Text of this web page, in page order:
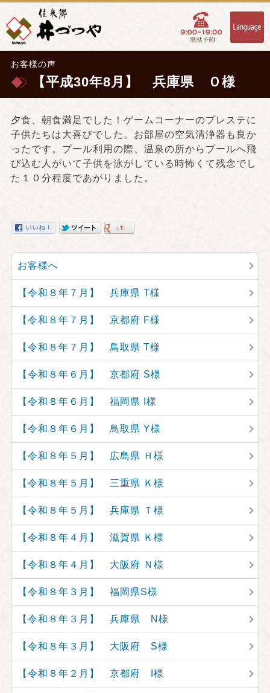
お客様の声
【平成30年8月】 兵庫県 Ｏ様
夕食、朝食満足でした！ゲームコーナーのプレステに
子供たちは大喜びでした。お部屋の空気清浄器も良か
ったです。プール利用の際、温泉の所からプールへ飛
び込む人がいて子供を泳がしている時怖くて残念でし
た１０分程度であがりました。
お客様へ
【令和８年７月】 兵庫県 T様
【令和８年７月】 京都府 F様
【令和８年７月】 鳥取県 T様
【令和８年６月】 京都府 S様
【令和８年６月】 福岡県 I様
【令和８年６月】 鳥取県 Y様
【令和８年５月】 広島県 Ｈ様
【令和８年５月】 三重県 Ｋ様
【令和８年５月】 兵庫県 Ｔ様
【令和８年４月】 滋賀県 Ｋ様
【令和８年４月】 大阪府 Ｎ様
【令和８年３月】 福岡県S様
【令和８年３月】 兵庫県 N様
【令和８年３月】 大阪府 S様
【令和８年２月】 京都府 I様